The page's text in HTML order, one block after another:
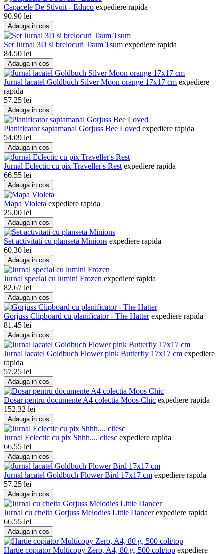
Capacele De Stivuit - Educo expediere rapida
90.90 lei
Adauga in cos
Set Jurnal 3D si brelocuri Tsum Tsum expediere rapida
84.50 lei
Adauga in cos
Jurnal lacatel Goldbuch Silver Moon orange 17x17 cm expediere
rapida
57.25 lei
Adauga in cos
Planificator saptamanal Gorjuss Bee Loved expediere rapida
54.09 lei
Adauga in cos
Jurnal Eclectic cu pix Traveller's Rest expediere rapida
66.55 lei
Adauga in cos
Mapa Violeta expediere rapida
25.00 lei
Adauga in cos
Set activitati cu planseta Minions expediere rapida
60.30 lei
Adauga in cos
Jurnal special cu lumini Frozen expediere rapida
82.67 lei
Adauga in cos
Gorjuss Clipboard cu planificator - The Hatter expediere rapida
81.45 lei
Adauga in cos
Jurnal lacatel Goldbuch Flower pink Butterfly 17x17 cm expediere
rapida
57.25 lei
Adauga in cos
Dosar pentru documente A4 colectia Moos Chic expediere rapida
152.32 lei
Adauga in cos
Jurnal Eclectic cu pix Shhh.... citesc expediere rapida
66.55 lei
Adauga in cos
Jurnal lacatel Goldbuch Flower Bird 17x17 cm expediere rapida
57.25 lei
Adauga in cos
Jurnal cu cheita Gorjuss Melodies Little Dancer expediere rapida
66.55 lei
Adauga in cos
Hartie copiator Multicopy Zero, A4, 80 g, 500 coli/top expediere